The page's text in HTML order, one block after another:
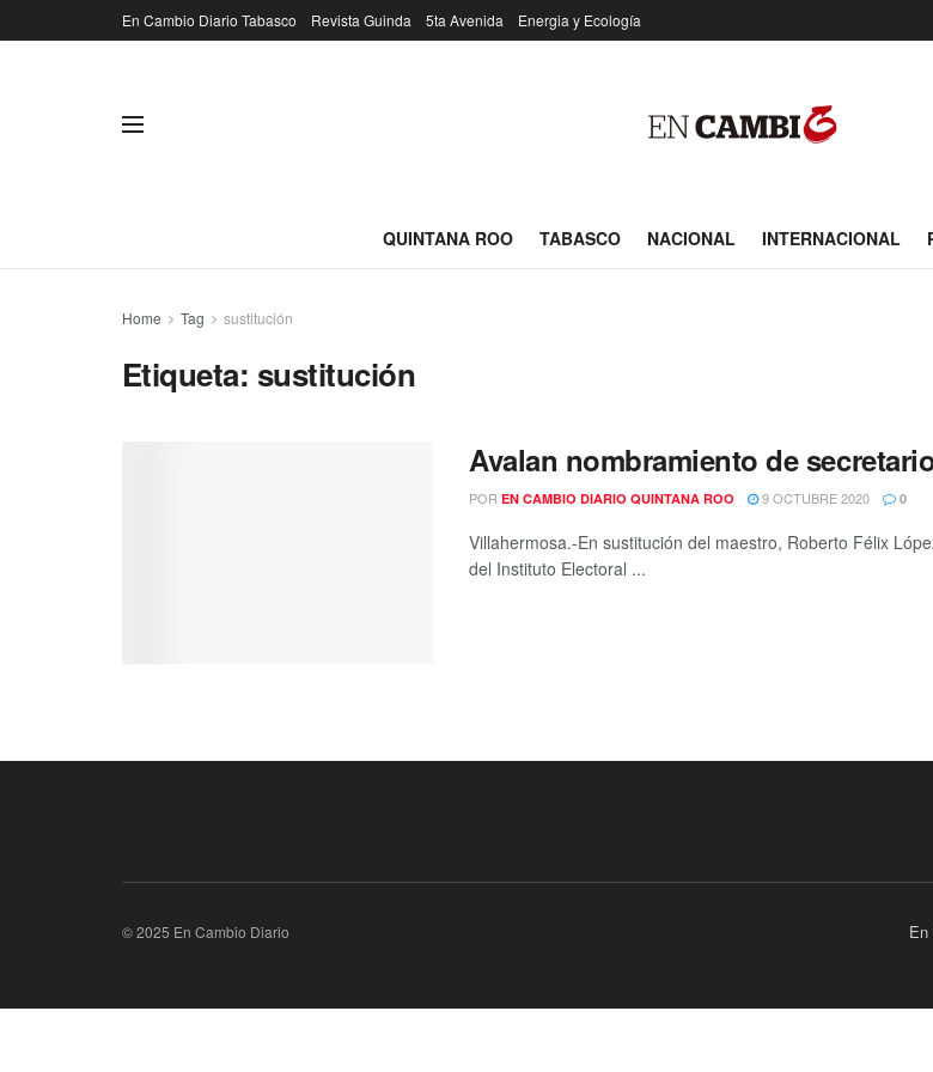
En Cambio Diario Tabasco Revista Guinda 5ta Avenida Energia y Ecología
QUINTANA ROO TABASCO NACIONAL INTERNACIONAL
Home Tag sustitución
Etiqueta: sustitución
Avalan nombramiento de
POR EN CAMBIO DIARIO QUINTANA ROO 9 OCTUBRE 2020 0
Villahermosa.-En sustitución del maestro, Roberto Félix
del Instituto Electoral ...
En
© 2025 En Cambio Diario